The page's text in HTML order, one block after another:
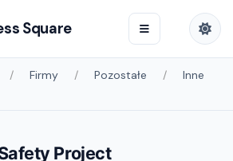
Square
Firmy Pozostałe
Inne
Project